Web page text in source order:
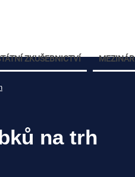
ZKUŠEBNICTVÍ
na trh